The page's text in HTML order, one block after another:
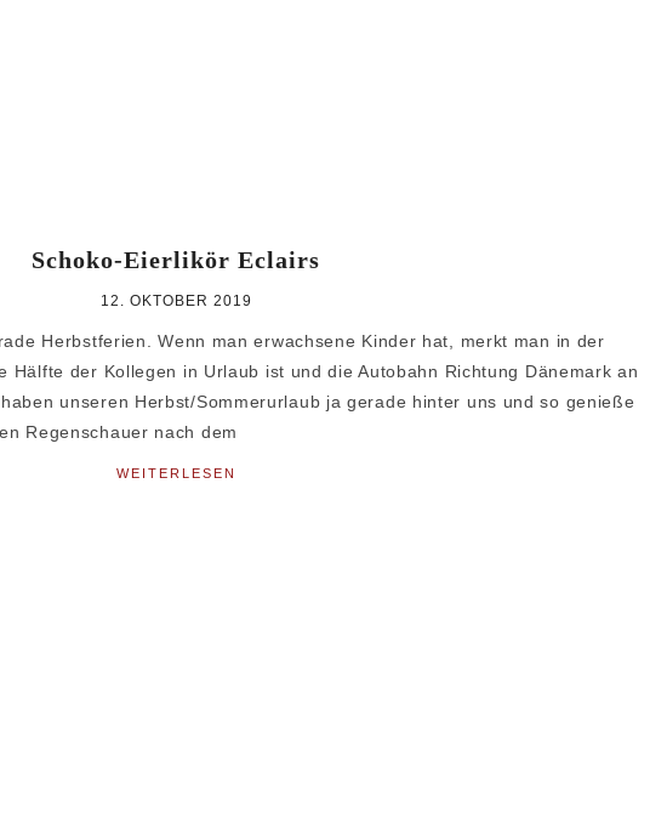
Schoko-Eierlikör Eclairs
12. OKTOBER 2019
Herbstferien. Wenn man erwachsene Kinder hat, merkt man in der
Hälfte der Kollegen in Urlaub ist und die Autobahn Richtung Dänemark an
unseren Herbst/Sommerurlaub ja gerade hinter uns und so genieße
Regenschauer nach dem
WEITERLESEN